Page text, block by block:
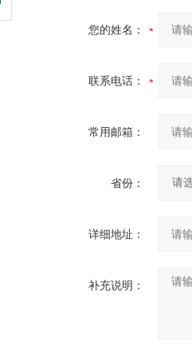
您的姓名：
联系电话：
常用邮箱：
省份：
详细地址：
补充说明：